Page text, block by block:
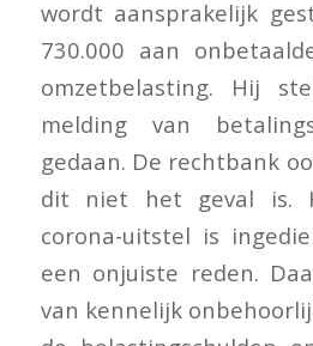
wordt aansprakelijk
730.000 aan
omzetbelasting. Hij
melding van
gedaan. De rechtbank
dit niet het geval is.
corona-uitstel is
een onjuiste reden.
van kennelijk